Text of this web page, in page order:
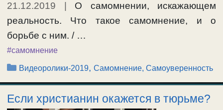
21.12.2019
О самомнении, искажающем
реальность. Что такое самомнение, и о
борьбе с ним. / …
#самомнение
Рубрики
Видеоролики-2019,Самомнение, Самоуверенность
Если христианин окажется в тюрьме?